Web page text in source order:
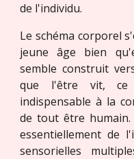
de l'individu.
Le schéma corporel
jeune âge bien
semble construit
que l'être vit, ce
indispensable à la
de tout être
essentiellement de
sensorielles